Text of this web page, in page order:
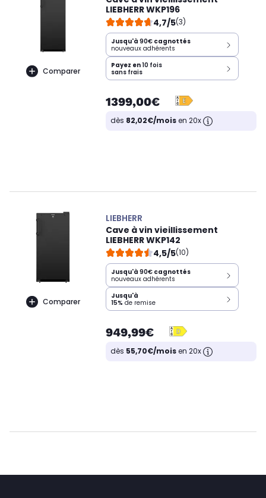
Comparer
LIEBHERR WKP196
4,7/5(3)
Jusqu'à 90€ cagnottés
nouveaux adhérents
Payez en10 fois
sans frais
1399,00€
dès 82,02€/moisen 20x
Comparer
LIEBHERR
Cave à vin vieillissement
LIEBHERR WKP142
4,5/5(10)
Jusqu'à 90€ cagnottés
nouveaux adhérents
Jusqu'à
15% de remise
949,99€
dès 55,70€/moisen 20x